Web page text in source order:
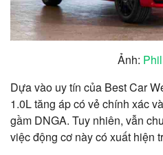
Ảnh:
Dựa vào uy tín của Best Car
1.0L tăng áp có vẻ chính xác
gầm DNGA. Tuy nhiên, vẫn
việc động cơ này có xuất hiện